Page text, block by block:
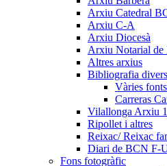
Arxiu Catedral
Arxiu C-A
Arxiu Diocesà
Arxiu Notarial de
Altres arxius
Bibliografia
Vàries
Carreras
Vilallonga Arxiu 1
Ripollet i altres
Reixac/ Reixac
Diari de BCN F-
Fons fotogràfic